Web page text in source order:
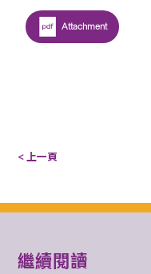
Attachment
< 上一頁
繼續閱讀